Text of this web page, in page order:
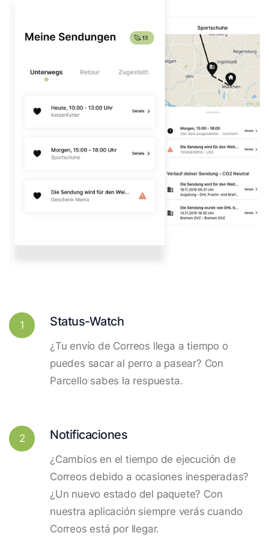
1 Status-Watch
¿Tu envío de Correos llega a tiempo o
puedes sacar al perro a pasear? Con
Parcello sabes la respuesta.
2 Notificaciones
¿Cambios en el tiempo de ejecución de
Correos debido a ocasiones inesperadas?
¿Un nuevo estado del paquete? Con
nuestra aplicación siempre verás cuando
Correos está por llegar.